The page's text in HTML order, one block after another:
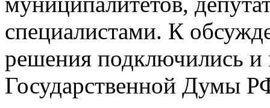
специалистами. К
решения подключились
Государственной Думы